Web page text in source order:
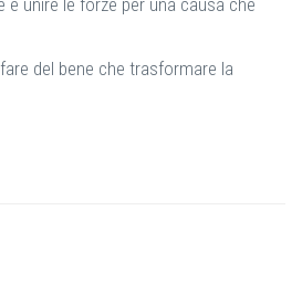
e unire le forze per una causa che
del bene che trasformare la